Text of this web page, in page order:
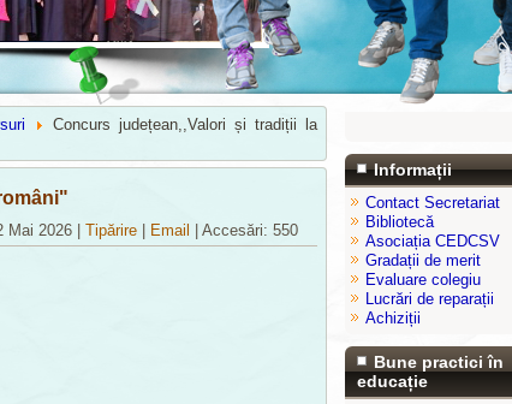
Concurs județean,,Valori și tradiții la
Mai 2026 Tipărire Email Accesări: 550
Informații
Contact Secretariat
Bibliotecă
Asociația CEDCSV
Gradații de merit
Evaluare colegiu
Lucrări de reparații
Achiziții
Bune practici în
educație